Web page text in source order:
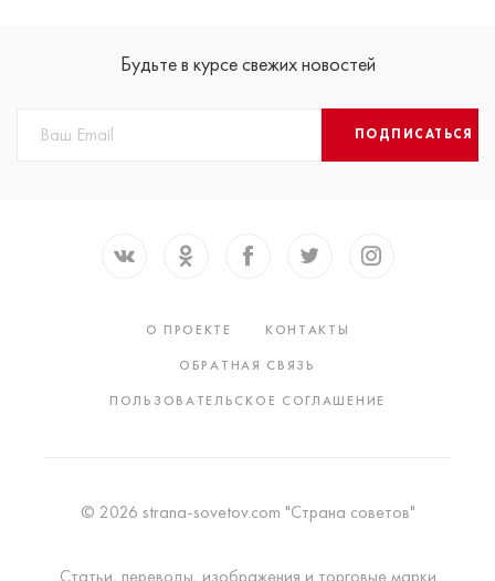
Будьте в курсе свежих новостей
ПОДПИСАТЬСЯ
О ПРОЕКТЕ
КОНТАКТЫ
ОБРАТНАЯ СВЯЗЬ
ПОЛЬЗОВАТЕЛЬСКОЕ СОГЛАШЕНИЕ
© 2026 strana-sovetov.com "Страна советов"
Статьи, переводы, изображения и торговые марки